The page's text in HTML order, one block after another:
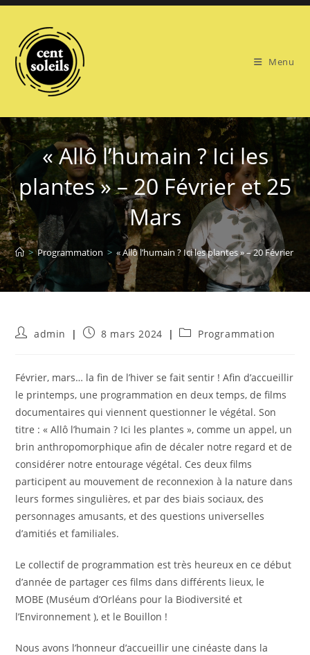
Skip
content
Menu
« Allô l’humain ? Ici les
plantes » – 20 Février et 25
Mars
> Programmation > « Allô l’humain ? Ici les plantes » – 20 Février et
Auteur/autrice
publication :
admin
Publication
8 mars 2024
PostProgrammation
Février, mars… la fin de l’hiver se fait sentir ! Afin d’accueillir
le printemps, une programmation en deux temps, de films
documentaires qui viennent questionner le végétal. Son
titre : « Allô l’humain ? Ici les plantes », comme un appel, un
brin anthropomorphique afin de décaler notre regard et de
considérer notre entourage végétal. Ces deux films
participent au mouvement de reconnexion à la nature dans
leurs formes singulières, et par des biais sociaux, des
personnages amusants, et des questions universelles
d’amitiés et familiales.
Le collectif de programmation est très heureux en ce début
d’année de partager ces films dans différents lieux, le
MOBE (Muséum d’Orléans pour la Biodiversité et
l’Environnement ), et le Bouillon !
Nous avons l’honneur d’accueillir une cinéaste dans la